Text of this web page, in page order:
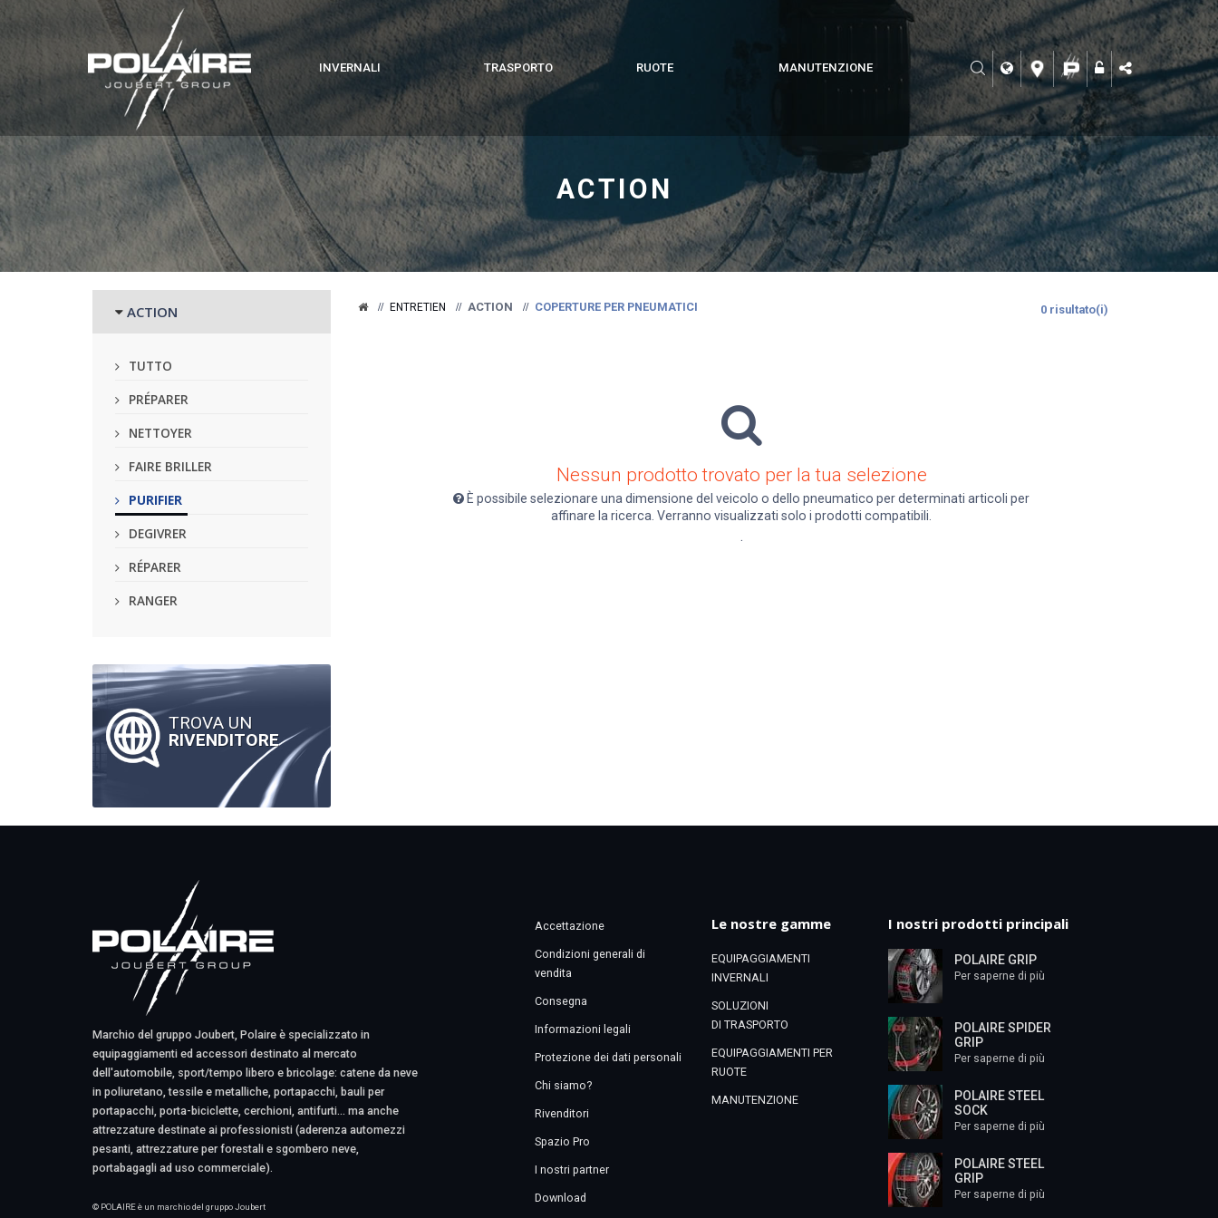
INVERNALI TRASPORTO RUOTE MANUTENZIONE
ACTION
ACTION
TUTTO
PRÉPARER
NETTOYER
FAIRE BRILLER
PURIFIER
DEGIVRER
RÉPARER
RANGER
TROVA UN
RIVENDITORE
ENTRETIEN ACTION COPERTURE PER PNEUMATICI 0 risultato(i)
Nessun prodotto trovato per la tua selezione
È possibile selezionare una dimensione del veicolo o dello pneumatico per determinati articoli per
affinare la ricerca. Verranno visualizzati solo i prodotti compatibili.
.
Marchio del gruppo Joubert, Polaire è specializzato in
equipaggiamenti ed accessori destinato al mercato
dell'automobile, sport/tempo libero e bricolage: catene da neve
in poliuretano, tessile e metalliche, portapacchi, bauli per
portapacchi, porta-biciclette, cerchioni, antifurti... ma anche
attrezzature destinate ai professionisti (aderenza automezzi
pesanti, attrezzature per forestali e sgombero neve,
portabagagli ad uso commerciale).
© POLAIRE è un marchio del gruppo Joubert
Accettazione
Condizioni generali di
vendita
Consegna
Informazioni legali
Protezione dei dati personali
Chi siamo?
Rivenditori
Spazio Pro
I nostri partner
Download
Le nostre gamme
EQUIPAGGIAMENTI
INVERNALI
SOLUZIONI
DI TRASPORTO
EQUIPAGGIAMENTI PER
RUOTE
MANUTENZIONE
I nostri prodotti principali
POLAIRE GRIP
Per saperne di più
POLAIRE SPIDER
GRIP
Per saperne di più
POLAIRE STEEL
SOCK
Per saperne di più
POLAIRE STEEL
GRIP
Per saperne di più